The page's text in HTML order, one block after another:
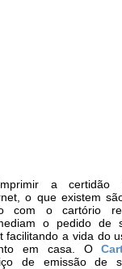
a certidão
o que existem
com o cartório
o pedido de
facilitando a vida do
em casa. O
de emissão de